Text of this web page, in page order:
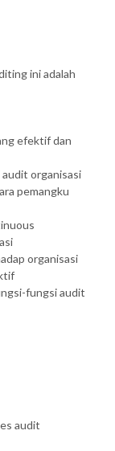
ini adalah
efektif dan
organisasi
pemangku
organisasi
fungsi audit
audit